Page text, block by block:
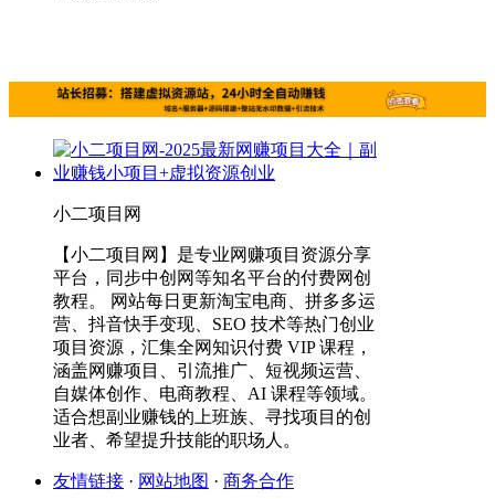
小二项目网
【小二项目网】是专业网赚项目资源分享
平台，同步中创网等知名平台的付费网创
教程。 网站每日更新淘宝电商、拼多多运
营、抖音快手变现、SEO 技术等热门创业
项目资源，汇集全网知识付费 VIP 课程，
涵盖网赚项目、引流推广、短视频运营、
自媒体创作、电商教程、AI 课程等领域。
适合想副业赚钱的上班族、寻找项目的创
业者、希望提升技能的职场人。
友情链接 · 网站地图 · 商务合作